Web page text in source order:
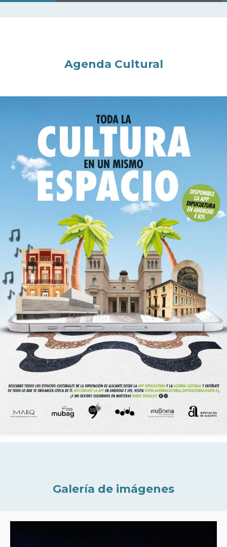
Agenda Cultural
Galería de imágenes